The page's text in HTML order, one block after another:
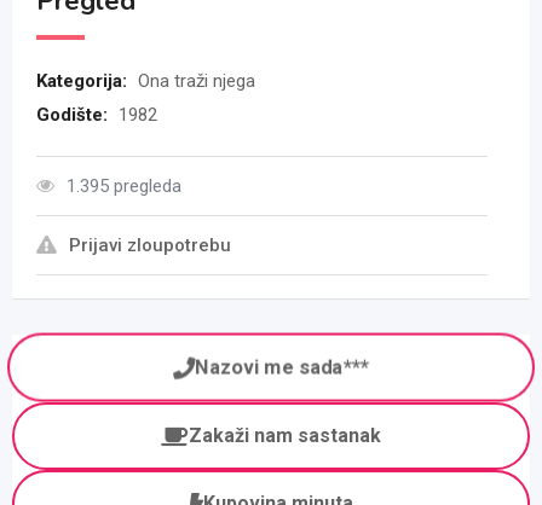
Kategorija: Ona traži njega
Godište:
1982
1.395 pregleda
Prijavi zloupotrebu
Nazovi me sada***
Zakaži nam sastanak